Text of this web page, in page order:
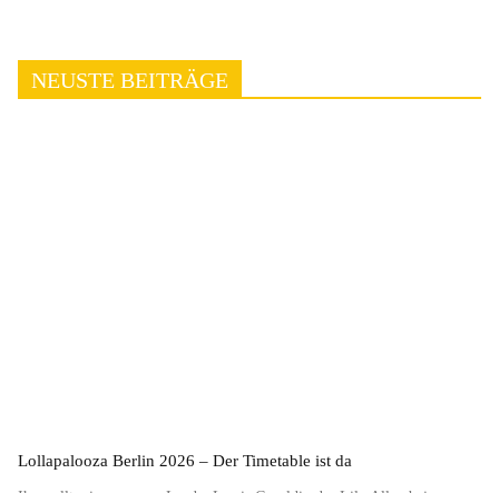
NEUSTE BEITRÄGE
Lollapalooza Berlin 2026 – Der Timetable ist da